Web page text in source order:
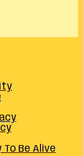
To Be Alive